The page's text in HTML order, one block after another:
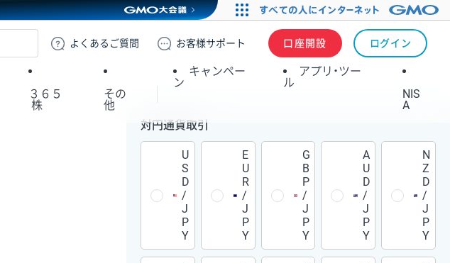
GMOクリック証券
よくある ご質問 お客様サポート 口座開設 ログイン
３６５
株
その
他
キャンペー
ン
アプリ・ツー
ル
NIS
A
対円通貨取引
U
S
D
/
J
P
Y
E
U
R
/
J
P
Y
G
B
P
/
J
P
Y
A
U
D
/
J
P
Y
N
Z
D
/
J
P
Y